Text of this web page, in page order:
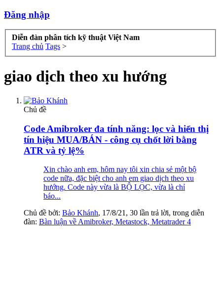
Đăng nhập
Diễn đàn phân tích kỹ thuật Việt Nam
Trang chủ Tags >
giao dịch theo xu hướng
Chủ đề
Code Amibroker đa tính năng: lọc và hiển thị
tín hiệu MUA/BÁN - công cụ chốt lời bằng
ATR và tỷ lệ%
Xin chào anh em, hôm nay tôi xin chia sẻ một bộ
code nữa, đặc biệt cho anh em giao dịch theo xu
hướng. Code này vừa là BỘ LỌC, vừa là chỉ
báo...
Chủ đề bởi: Bảo Khánh, 17/8/21 , 30 lần trả lời, trong diễn
đàn: Bàn luận về Amibroker, Metastock, Metatrader 4